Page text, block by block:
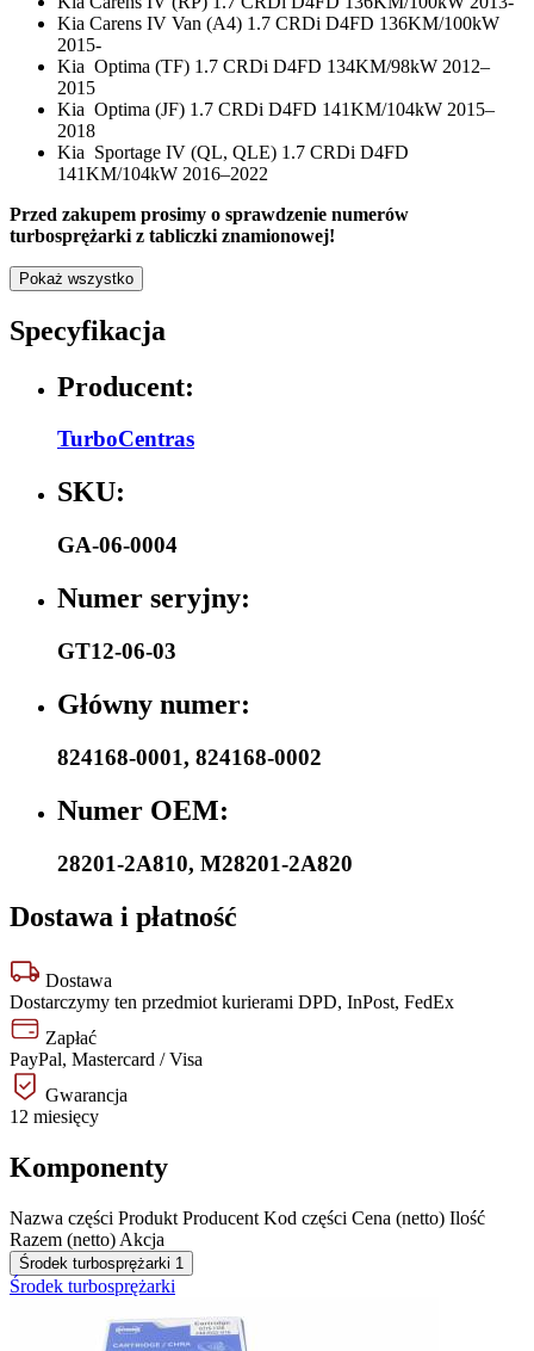
Kia Carens IV Van (A4) 1.7 CRDi D4FD 136KM/100kW
2015-
Kia Optima (TF) 1.7 CRDi D4FD 134KM/98kW 2012–
2015
Kia Optima (JF) 1.7 CRDi D4FD 141KM/104kW 2015–
2018
Kia Sportage IV (QL, QLE) 1.7 CRDi D4FD
141KM/104kW 2016–2022
Przed zakupem prosimy o sprawdzenie numerów
turbosprężarki z tabliczki znamionowej!
Pokaż wszystko
Specyfikacja
Producent:
TurboCentras
SKU:
GA-06-0004
Numer seryjny:
GT12-06-03
Główny numer:
824168-0001, 824168-0002
Numer OEM:
28201-2A810, M28201-2A820
Dostawa i płatność
Dostawa
Dostarczymy ten przedmiot kurierami DPD, InPost, FedEx
Zapłać
PayPal, Mastercard / Visa
Gwarancja
12 miesięcy
Komponenty
Nazwa części Produkt Producent Kod części Cena (netto) Ilość
Razem (netto) Akcja
Środek turbosprężarki 1
Środek turbosprężarki